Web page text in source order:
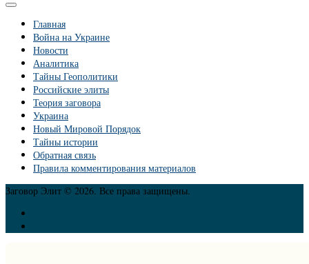
Главная
Война на Украине
Новости
Аналитика
Тайны Геополитики
Российские элиты
Теория заговора
Украина
Новый Мировой Порядок
Тайны истории
Обратная связь
Правила комментирования материалов
Заговор Элит © 2026. Все права защищены.